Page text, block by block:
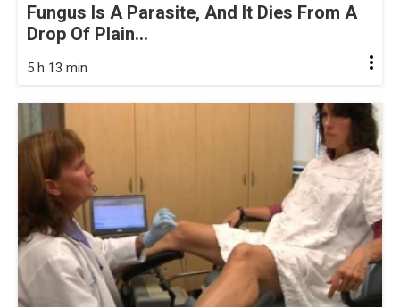
Fungus Is A Parasite, And It Dies From A
Drop Of Plain...
5 h 13 min